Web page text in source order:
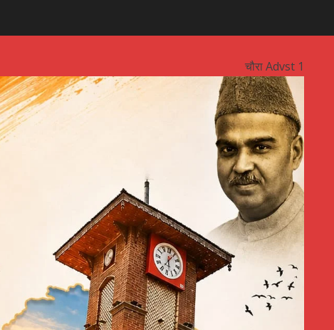
चौरा Advst 1